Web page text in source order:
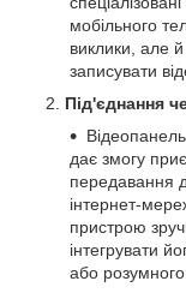
мобільного
виклики, але
записувати
Під'єднання
дає змогу
передавання
інтернет-
пристрою
інтегрувати
або розумного